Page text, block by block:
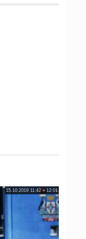
15.10.2019 11:42 » 12:01